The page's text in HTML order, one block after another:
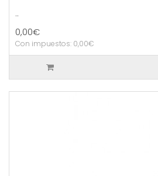
..
0,00€
Con impuestos: 0,00€